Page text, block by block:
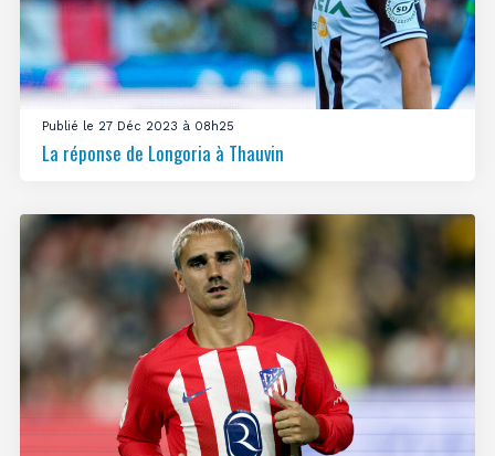
Publié le 27 Déc 2023 à 08h25
La réponse de Longoria à Thauvin